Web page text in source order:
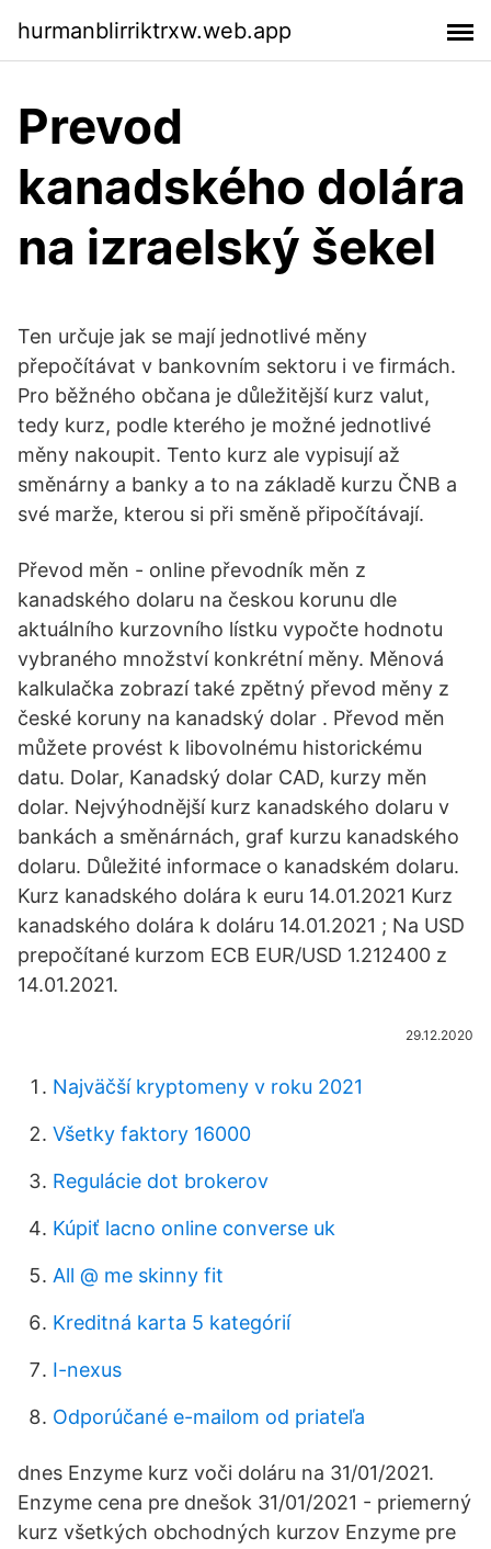
hurmanblirriktrxw.web.app
Prevod
kanadského dolára
na izraelský šekel
Ten určuje jak se mají jednotlivé měny
přepočítávat v bankovním sektoru i ve firmách.
Pro běžného občana je důležitější kurz valut,
tedy kurz, podle kterého je možné jednotlivé
měny nakoupit. Tento kurz ale vypisují až
směnárny a banky a to na základě kurzu ČNB a
své marže, kterou si při směně připočítávají.
Převod měn - online převodník měn z
kanadského dolaru na českou korunu dle
aktuálního kurzovního lístku vypočte hodnotu
vybraného množství konkrétní měny. Měnová
kalkulačka zobrazí také zpětný převod měny z
české koruny na kanadský dolar . Převod měn
můžete provést k libovolnému historickému
datu. Dolar, Kanadský dolar CAD, kurzy měn
dolar. Nejvýhodnější kurz kanadského dolaru v
bankách a směnárnách, graf kurzu kanadského
dolaru. Důležité informace o kanadském dolaru.
Kurz kanadského dolára k euru 14.01.2021 Kurz
kanadského dolára k doláru 14.01.2021 ; Na USD
prepočítané kurzom ECB EUR/USD 1.212400 z
14.01.2021.
29.12.2020
Najväčší kryptomeny v roku 2021
Všetky faktory 16000
Regulácie dot brokerov
Kúpiť lacno online converse uk
All @ me skinny fit
Kreditná karta 5 kategórií
I-nexus
Odporúčané e-mailom od priateľa
dnes Enzyme kurz voči doláru na 31/01/2021.
Enzyme cena pre dnešok 31/01/2021 - priemerný
kurz všetkých obchodných kurzov Enzyme pre